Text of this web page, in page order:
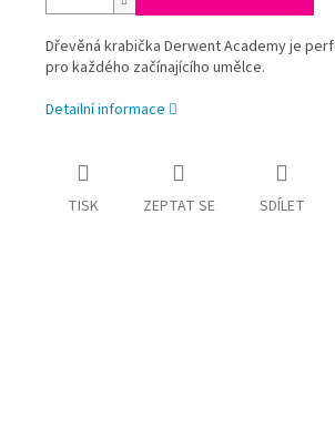
Dřevěná krabička Derwent Academy je
pro každého začínajícího umělce.
Detailní informace
TISK ZEPTAT SE SDÍLET